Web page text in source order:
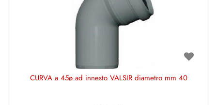
CURVA a 45ø ad innesto VALSIR diametro mm 40